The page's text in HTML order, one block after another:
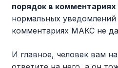
порядок в
нормальных
комментариях МАКС не
И главное, человек вам